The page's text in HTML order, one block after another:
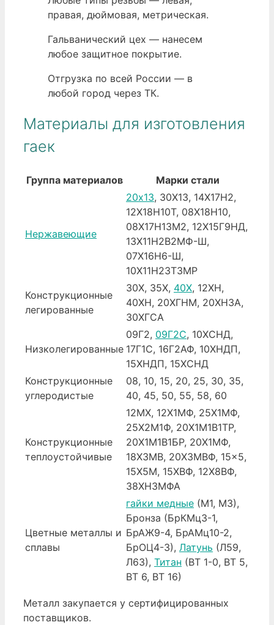
правая, дюймовая, метрическая.
Гальванический цех — нанесем
любое защитное покрытие.
Отгрузка по всей России — в
любой город через ТК.
Материалы для изготовления
гаек
Группа материалов Марки стали
Нержавеющие
20х13, 30Х13, 14Х17Н2,
12Х18Н10Т, 08Х18Н10,
08Х17Н13М2, 12Х15Г9НД,
13Х11Н2В2МФ-Ш,
07Х16Н6-Ш,
10Х11Н23Т3МР
Конструкционные
легированные
30Х, 35Х, 40Х, 12ХН,
40ХН, 20ХГНМ, 20ХН3А,
30ХГСА
Низколегированные
09Г2, 09Г2С, 10ХСНД,
17Г1С, 16Г2АФ, 10ХНДП,
15ХНДП, 15ХСНД
Конструкционные
углеродистые
08, 10, 15, 20, 25, 30, 35,
40, 45, 50, 55, 58, 60
Конструкционные
теплоустойчивые
12МХ, 12Х1МФ, 25Х1МФ,
25Х2М1Ф, 20Х1М1В1ТР,
20Х1М1В1БР, 20Х1МФ,
18Х3МВ, 20Х3МВФ, 15×5,
15Х5М, 15ХВФ, 12Х8ВФ,
38ХН3МФА
Цветные металлы и
сплавы
гайки медные (М1, М3),
Бронза (БрКМц3-1,
БрАЖ9-4, БрАМц10-2,
БрОЦ4-3), Латунь (Л59,
Л63), Титан (ВТ 1-0, ВТ 5,
ВТ 6, ВТ 16)
Металл закупается у сертифицированных
поставщиков.